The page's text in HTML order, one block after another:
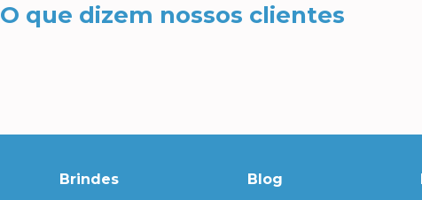
O que dizem nossos clientes
Brindes
Blog